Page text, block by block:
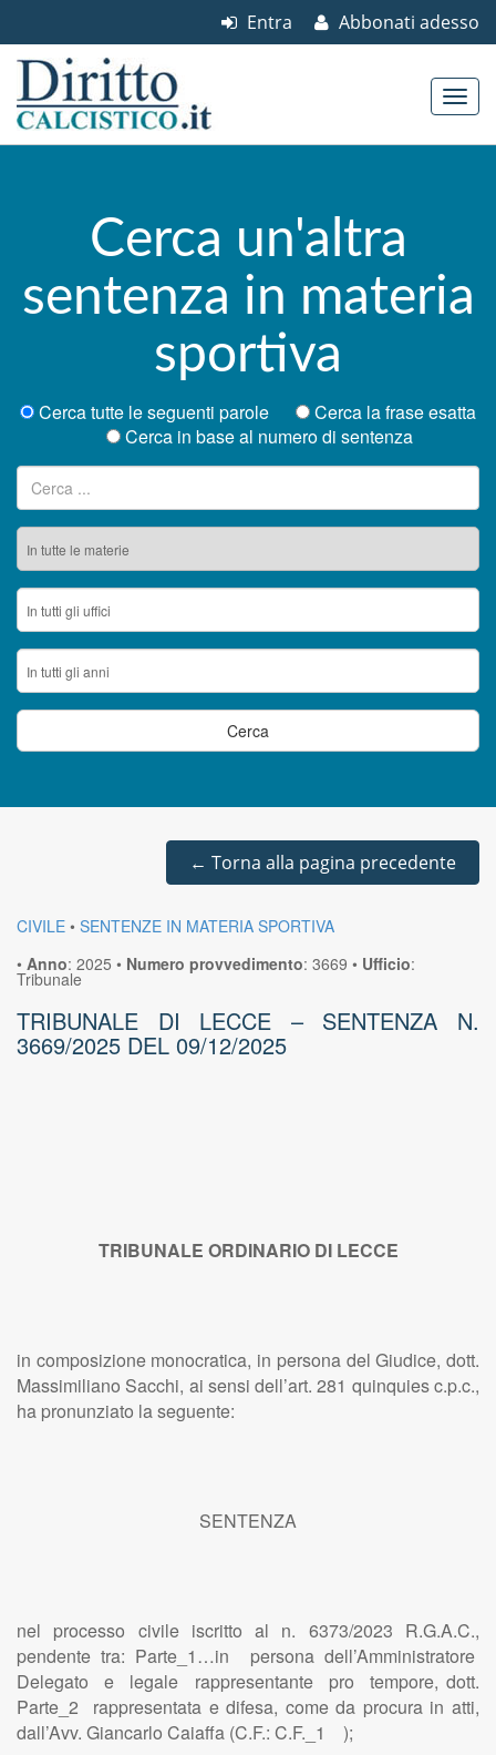
Abbonati adesso
Entra
Cerca un'altra
sentenza in materia
sportiva
Cerca tutte le seguenti parole
Cerca la frase esatta
Cerca in base al numero di sentenza
Ricerca per:
← Torna alla pagina precedente
CIVILE • SENTENZE IN MATERIA SPORTIVA
• Anno: 2025 • Numero provvedimento: 3669 • Ufficio:
Tribunale
TRIBUNALE DI LECCE – SENTENZA N.
3669/2025 DEL 09/12/2025
TRIBUNALE ORDINARIO DI LECCE
in composizione monocratica, in persona del Giudice, dott.
Massimiliano Sacchi, ai sensi dell’art. 281 quinquies c.p.c.,
ha pronunziato la seguente:
SENTENZA
nel processo civile iscritto al n. 6373/2023 R.G.A.C.,
pendente tra: Parte_1…in persona dell’Amministratore
Delegato e legale rappresentante pro tempore, dott.
Parte_2 rappresentata e difesa, come da procura in atti,
dall’Avv. Giancarlo Caiaffa (C.F.: C.F._1 );